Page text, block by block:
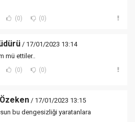
(0) (0)
/ 17/01/2023 13:14
mü ettiler..
(0) (0)
/ 17/01/2023 13:15
bu dengesizliği yaratanlara